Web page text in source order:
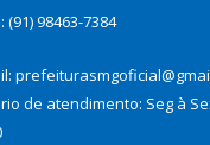
(91) 98463-7384
de atendimento: Seg à